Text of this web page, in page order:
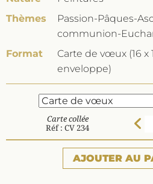
Thèmes
Passion-Pâques-
communion-
Format
Carte de vœux (16 x
enveloppe)
Carte collée
Réf : CV 234
AJOUTER AU